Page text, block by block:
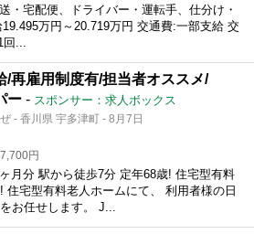
・宅配便、ドライバー・運転手、仕分け・
万円～20.719万円 交通費:一部支給 交
...
/再雇用制度有/担当者オススメ/
ー - スポンサー：求人ボックス
- 香川県 宇多津町 - 8月7日
円
月分 駅から徒歩7分 定年68歳! 住宅型有料
住宅型有料老人ホームにて、 利用者様の日
お任せします。 J...